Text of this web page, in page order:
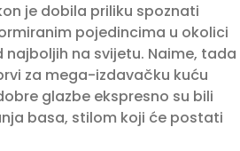
je dobila priliku spoznati
pojedincima u okolici
na svijetu. Naime, tada
za mega-izdavačku kuću
glazbe ekspresno su bili
basa, stilom koji će postati